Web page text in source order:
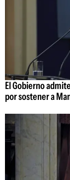
El Gobierno
por sostener a